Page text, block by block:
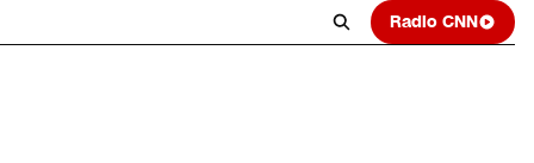
Radio CNN